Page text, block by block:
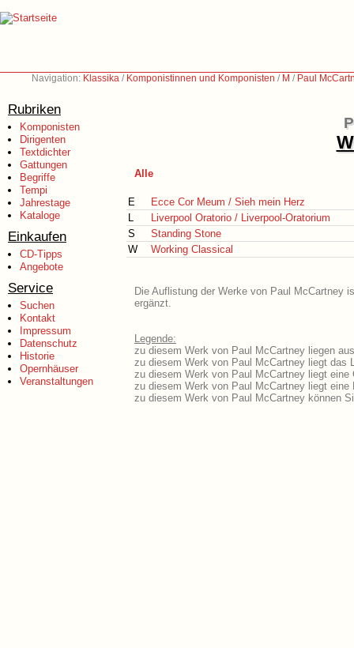
Navigation: Klassika / Komponistinnen und Komponisten / M / Paul
Rubriken
Komponisten
Dirigenten
Textdichter
Gattungen
Begriffe
Tempi
Jahrestage
Kataloge
Einkaufen
CD-Tipps
Angebote
Service
Suchen
Kontakt
Impressum
Datenschutz
Historie
Opernhäuser
Veranstaltungen
Alle
E
Ecce Cor Meum / Sieh mein Herz
L
Liverpool Oratorio / Liverpool-Oratorium
S
Standing Stone
W
Working Classical
Die Auflistung der Werke von Paul McCartney
ergänzt.
Legende:
zu diesem Werk von Paul McCartney liegen
zu diesem Werk von Paul McCartney liegt das
zu diesem Werk von Paul McCartney liegt eine
zu diesem Werk von Paul McCartney liegt eine
zu diesem Werk von Paul McCartney können